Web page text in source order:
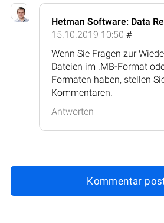
Hetman Software: Data
15.10.2019 10:50 #
Wenn Sie Fragen zur
Dateien im .MB-Format
Formaten haben, stellen
Kommentaren.
Antworten
Kommentar